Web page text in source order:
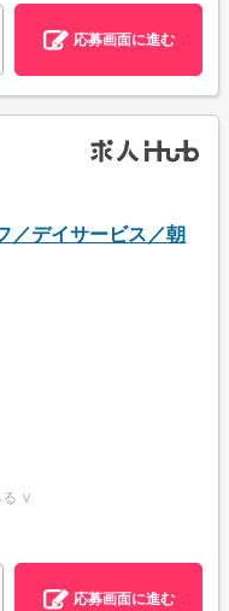
応募画面に進む
／デイサービス／朝
る ∨
応募画面に進む